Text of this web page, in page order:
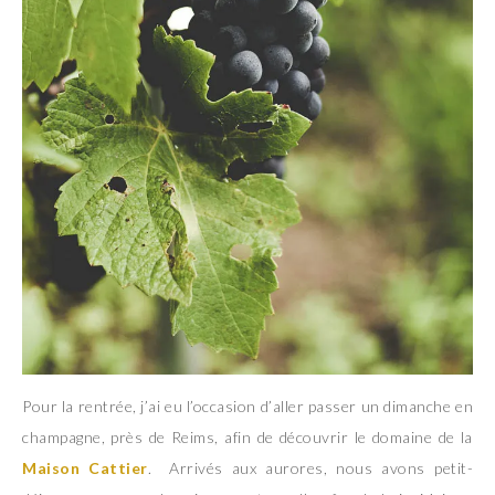
Pour la rentrée, j’ai eu l’occasion d’aller passer un dimanche en
champagne, près de Reims, afin de découvrir le domaine de la
Maison Cattier. Arrivés aux aurores, nous avons petit-